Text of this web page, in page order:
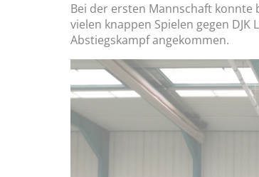
Bei der ersten Mannschaft
vielen knappen Spielen gegen
Abstiegskampf angekommen.